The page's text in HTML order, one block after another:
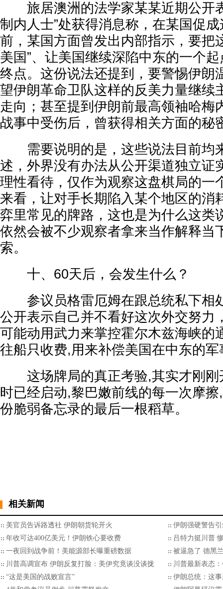
旅居澳洲的法学家某某近期公开
制内人士”处获得消息称，在某国促
前，某国方面曾发出内部指示，要把
美国”、让美国继续深陷中东的一个
终点。这份说法还提到，要警惕伊朗
望伊朗革命卫队这样的反美力量继续
走向；甚至提到伊朗前最高领袖哈梅
战事中受伤后，曾获得相关方面的秘
需要说明的是，这些说法目前均
述，外界没有办法从公开渠道独立证
理性看待，仅作为观察这盘棋局的一
来看，让对手长期陷入某个地区的消
弈里常见的牌路，这也是为什么这类
依然会被不少观察者拿来当作解释当
索。
十、60天后，会发生什么？
参议员格雷厄姆在跟总统私下相
公开表示自己并不看好这次外交努力
可能动用武力来掌控霍尔木兹海峡的
往船只收费,用来补偿美国在中东的军
这场牌局的真正考验,其实才刚刚
时已经启动,黎巴嫩前线的每一次摩
份脆弱备忘录的最后一根稻草。
相关新闻
美官员告诉路透社 伊朗朝货轮开火
伊朗强硬警告
年收可达400亿美元！伊朗铁心要收费
吕特力挺川普
一夜回到战争前！美能源部长曝重磅数据
被逼急了 德黑
川普高调宣布 伊朗反复打脸：美伊究竟谈没谈拢
川普最新表态
“这是美国的战败宣言”
伊朗总统：这